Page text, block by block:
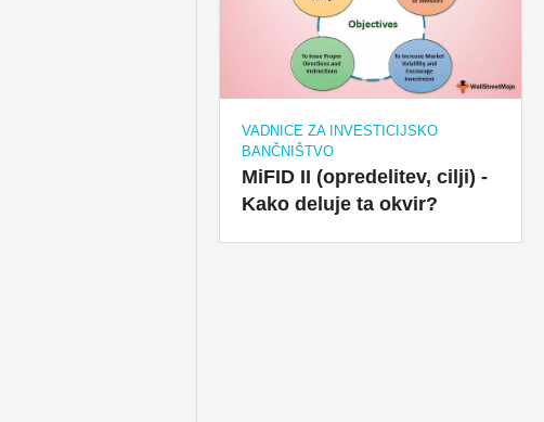
VADNICE ZA INVESTICIJSKO
BANČNIŠTVO
MiFID II (opredelitev, cilji) -
Kako deluje ta okvir?